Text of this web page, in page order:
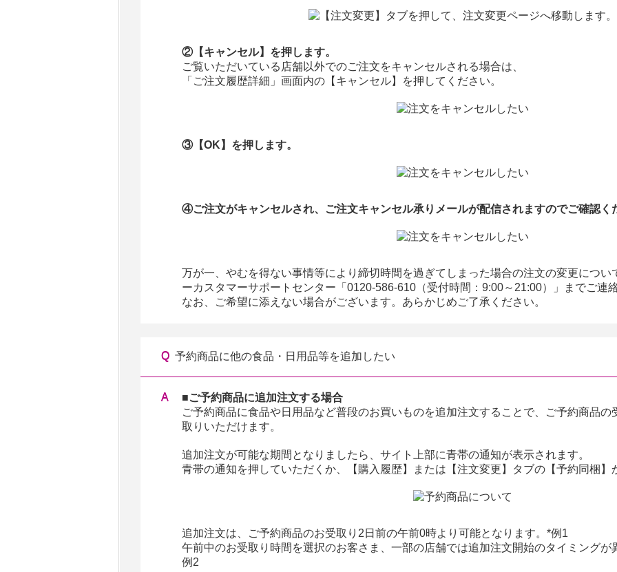
②【キャンセル】を押します。
ご覧いただいている店舗以外でのご注文をキャンセルされる場合は、
「ご注文履歴詳細」画面内の【キャンセル】を押してください。
③【OK】を押します。
④ご注文がキャンセルされ、ご注文キャンセル承りメールが配信されますのでご確認く
万が一、やむを得ない事情等により締切時間を過ぎてしまった場合の注文の変更につい
ーカスタマーサポートセンター「0120-586-610（受付時間：9:00～21:00）」までご連
なお、ご希望に添えない場合がございます。あらかじめご了承ください。
予約商品に他の食品・日用品等を追加したい
■ご予約商品に追加注文する場合
ご予約商品に食品や日用品など普段のお買いものを追加注文することで、ご予約商品の
取りいただけます。
追加注文が可能な期間となりましたら、サイト上部に青帯の通知が表示されます。
青帯の通知を押していただくか、【購入履歴】または【注文変更】タブの【予約同梱】
追加注文は、ご予約商品のお受取り2日前の午前0時より可能となります。*例1
午前中のお受取り時間を選択のお客さま、一部の店舗では追加注文開始のタイミングが
例2